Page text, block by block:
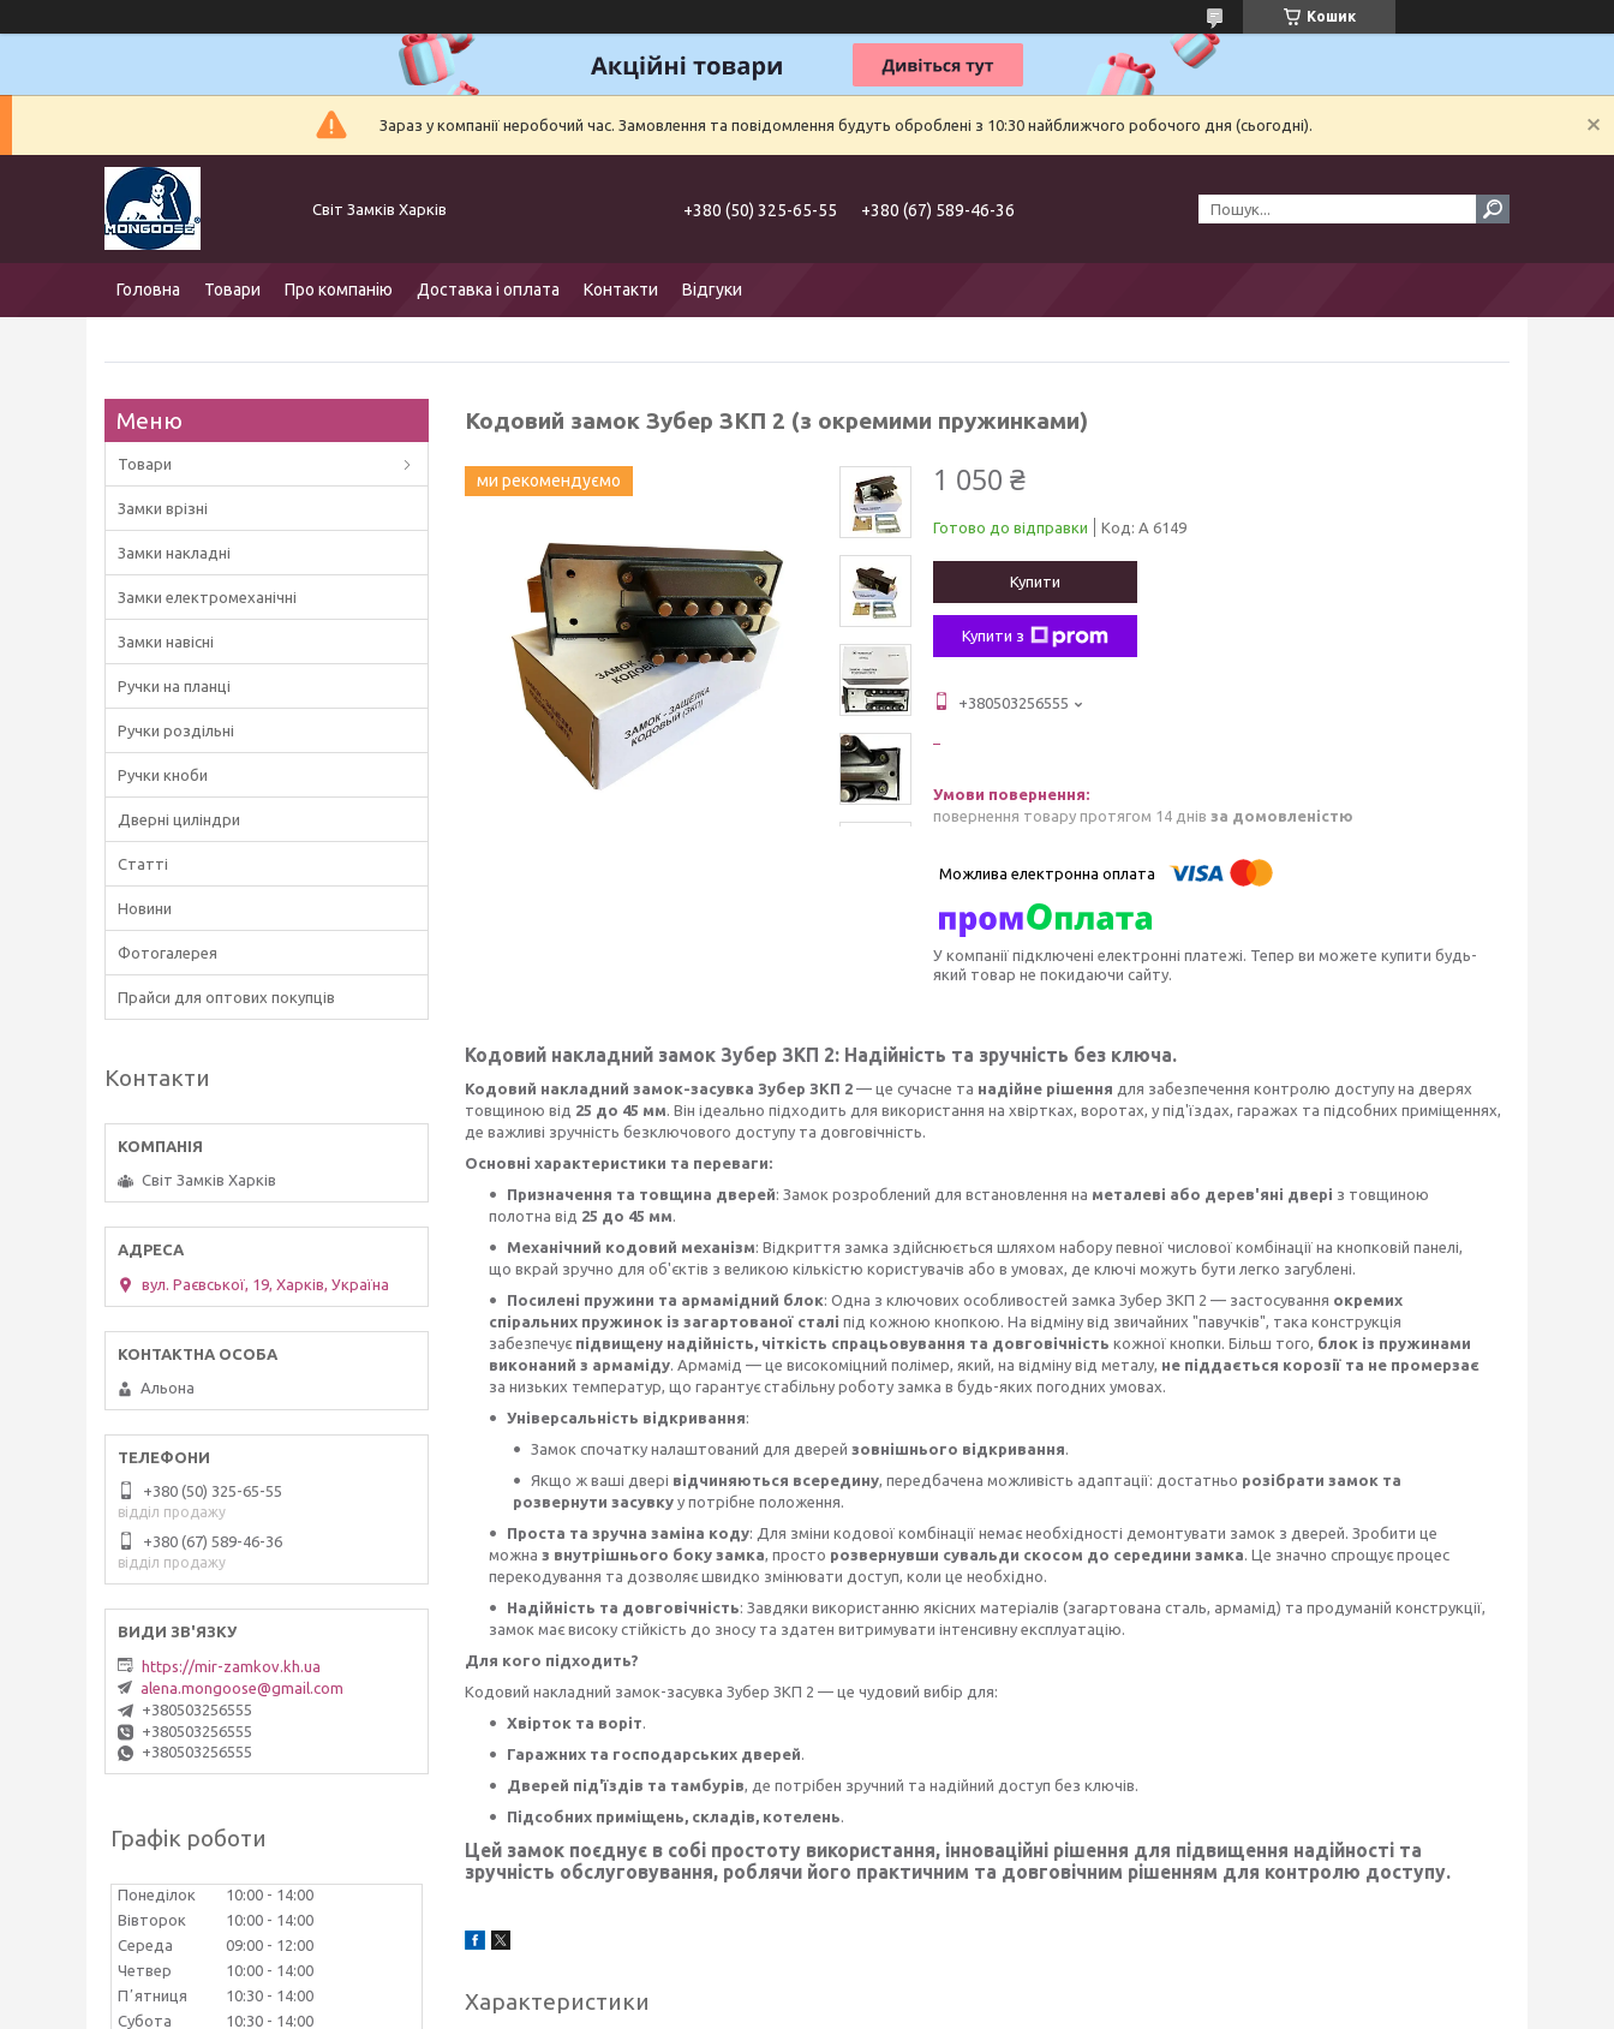
Кошик
Зараз у компанії неробочий час. Замовлення та повідомлення будуть оброблені з 10:30 найближчого робочого дня (сьогодні).
Світ Замків Харків +380 (50) 325-65-55 +380 (67) 589-46-36
Головна Товари Про компанію Доставка і оплата Контакти Відгуки
Кодовий замок Зубер ЗКП 2 (з окремими пружинками)
ми рекомендуємо 1 050 ₴
Готово до відправки Код: А 6149
Купити
Купити з
+380503256555
повернення товару протягом 14 днів за домовленістю
У компанії підключені електронні платежі. Тепер ви можете купити будь-
який товар не покидаючи сайту.
Кодовий накладний замок Зубер ЗКП 2: Надійність та зручність без ключа.
Кодовий накладний замок-засувка Зубер ЗКП 2 — це сучасне та надійне рішення для забезпечення контролю доступу на дверях
товщиною від 25 до 45 мм . Він ідеально підходить для використання на хвіртках, воротах, у під'їздах, гаражах та підсобних приміщеннях,
де важливі зручність безключового доступу та довговічність.
Основні характеристики та переваги:
Призначення та товщина дверей: Замок розроблений для встановлення на металеві або дерев'яні двері з товщиною
полотна від 25 до 45 мм
Механічний кодовий механізм: Відкриття замка здійснюється шляхом набору певної числової комбінації на кнопковій панелі,
що вкрай зручно для об'єктів з великою кількістю користувачів або в умовах, де ключі можуть бути легко загублені.
Посилені пружини та армамідний блок: Одна з ключових особливостей замка Зубер ЗКП 2 — застосування окремих
спіральних пружинок із загартованої сталі під кожною кнопкою. На відміну від звичайних "павучків", така конструкція
забезпечує підвищену надійність, чіткість спрацьовування та довговічність кожної кнопки. Більш того, блок із пружинами
виконаний з армаміду . Армамід — це високоміцний полімер, який, на відміну від металу, не піддається корозії та не промерзає
за низьких температур, що гарантує стабільну роботу замка в будь-яких погодних умовах.
Універсальність відкривання:
Замок спочатку налаштований для дверей зовнішнього відкривання
Якщо ж ваші двері відчиняються всередину , передбачена можливість адаптації: достатньо розібрати замок та
розвернути засувку у потрібне положення.
Проста та зручна заміна коду: Для зміни кодової комбінації немає необхідності демонтувати замок з дверей. Зробити це
можна з внутрішнього боку замка , просто розвернувши сувальди скосом до середини замка . Це значно спрощує процес
перекодування та дозволяє швидко змінювати доступ, коли це необхідно.
Надійність та довговічність: Завдяки використанню якісних матеріалів (загартована сталь, армамід) та продуманій конструкції,
замок має високу стійкість до зносу та здатен витримувати інтенсивну експлуатацію.
Для кого підходить?
Кодовий накладний замок-засувка Зубер ЗКП 2 — це чудовий вибір для:
Хвірток та воріт
Гаражних та господарських дверей
Дверей під'їздів та тамбурів , де потрібен зручний та надійний доступ без ключів.
Підсобних приміщень, складів, котелень
Цей замок поєднує в собі простоту використання, інноваційні рішення для підвищення надійності та
зручність обслуговування, роблячи його практичним та довговічним рішенням для контролю доступу.
Характеристики
Товари
Замки врізні
Замки накладні
Замки електромеханічні
Замки навісні
Ручки на планці
Ручки роздільні
Ручки кноби
Дверні циліндри
Статті
Новини
Фотогалерея
Прайси для оптових покупців
Контакти
Світ Замків Харків
вул. Раєвської, 19, Харків, Україна
Альона
+380 (50) 325-65-55
відділ продажу
+380 (67) 589-46-36
відділ продажу
https://mir-zamkov.kh.ua
alena.mongoose@gmail.com
+380503256555
+380503256555
+380503256555
Графік роботи
Понеділок 10:00
14:00
Вівторок
10:00
14:00
Середа
09:00
12:00
Четвер
10:00
14:00
Пʼятниця
10:30
14:00
Субота
10:30
14:00